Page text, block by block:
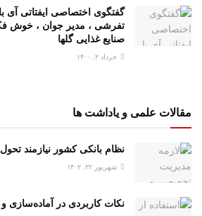
گفتگوی اختصاصی ایفتاتی آی
تفرشی ، مدیر جوان ، خوش
صنایع غذایی گلها
خرداد ۲, ۱۴۰۰
مقالات علمی و یاداشت ها
نظام بانکی کشور نیازمند
شهریور ۲۲, ۱۴۰۲
نکات کاربردی در آماده‌سازی و